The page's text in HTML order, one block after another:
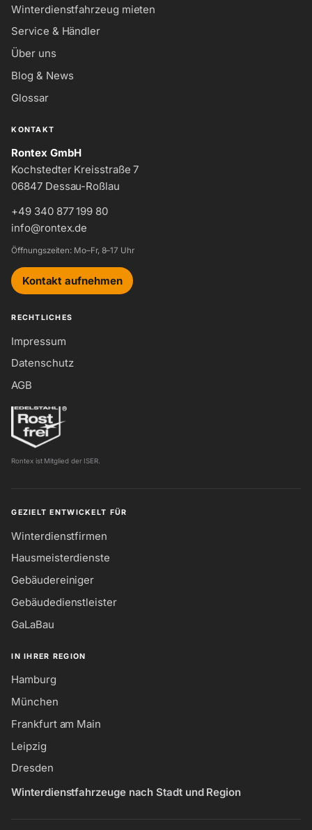
Winterdienstfahrzeug mieten
Service & Händler
Über uns
Blog & News
Glossar
KONTAKT
Rontex GmbH
Kochstedter Kreisstraße 7
06847 Dessau-Roßlau
+49 340 877 199 80
info@rontex.de
Öffnungszeiten: Mo–Fr, 8–17 Uhr
Kontakt aufnehmen
RECHTLICHES
Impressum
Datenschutz
AGB
Rontex ist Mitglied der ISER.
GEZIELT ENTWICKELT FÜR
Winterdienstfirmen
Hausmeisterdienste
Gebäudereiniger
Gebäudedienstleister
GaLaBau
IN IHRER REGION
Hamburg
München
Frankfurt am Main
Leipzig
Dresden
Winterdienstfahrzeuge nach Stadt und Region